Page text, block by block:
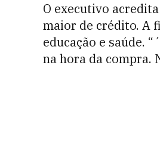
O executivo
maior de crédito. A
educação e saúde.
na hora da compra.